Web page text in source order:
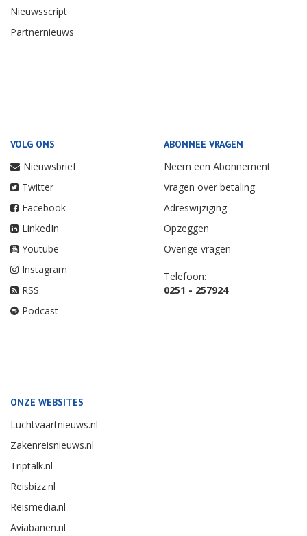
Nieuwsscript
Partnernieuws
VOLG ONS
Nieuwsbrief
Twitter
Facebook
LinkedIn
Youtube
Instagram
RSS
Podcast
ABONNEE VRAGEN
Neem een Abonnement
Vragen over betaling
Adreswijziging
Opzeggen
Overige vragen
Telefoon:
0251 - 257924
ONZE WEBSITES
Luchtvaartnieuws.nl
Zakenreisnieuws.nl
Triptalk.nl
Reisbizz.nl
Reismedia.nl
Aviabanen.nl